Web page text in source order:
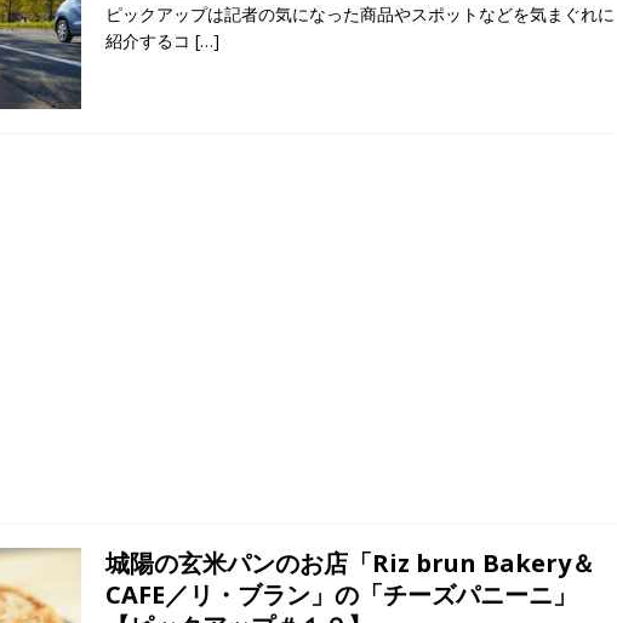
ピックアップは記者の気になった商品やスポットなどを気まぐれに
紹介するコ […]
城陽の玄米パンのお店「Riz brun Bakery＆
CAFE／リ・ブラン」の「チーズパニーニ」